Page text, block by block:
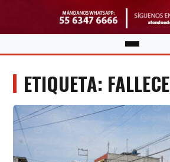
ETIQUETA: FALLECE